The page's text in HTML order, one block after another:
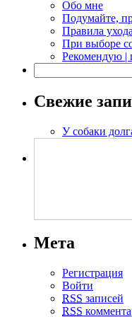
Обо мне
Подумайте,
Правила
При выборе
Рекомендую |
Свежие
У собаки
Мета
Регистрация
Войти
RSS записей
RSS